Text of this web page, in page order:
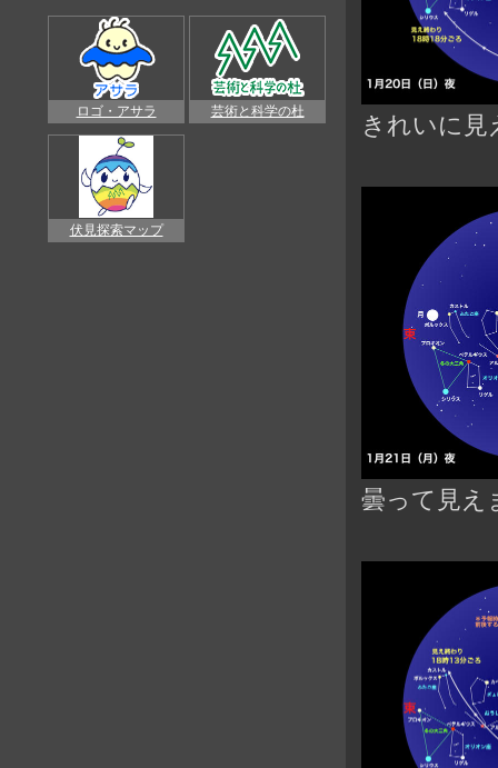
きれいに見
曇って見え
ロゴ・アサラ 芸術と科学の杜
伏見探索マップ